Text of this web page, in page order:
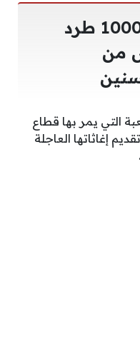
رابط التسجيل في 1000 طرد
من
التي يمر بها قطاع
إغاثاتها العاجلة